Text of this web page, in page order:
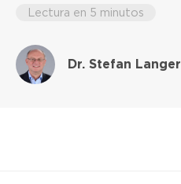
Lectura en 5 minutos
Dr. Stefan Langer